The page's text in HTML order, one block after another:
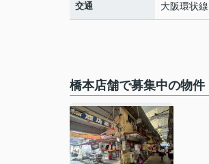
交通 大阪環状線
橋本店舗で募集中の物件